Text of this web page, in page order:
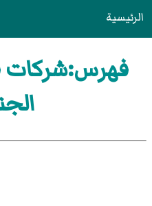
الرئيسية
فهرس:شركات